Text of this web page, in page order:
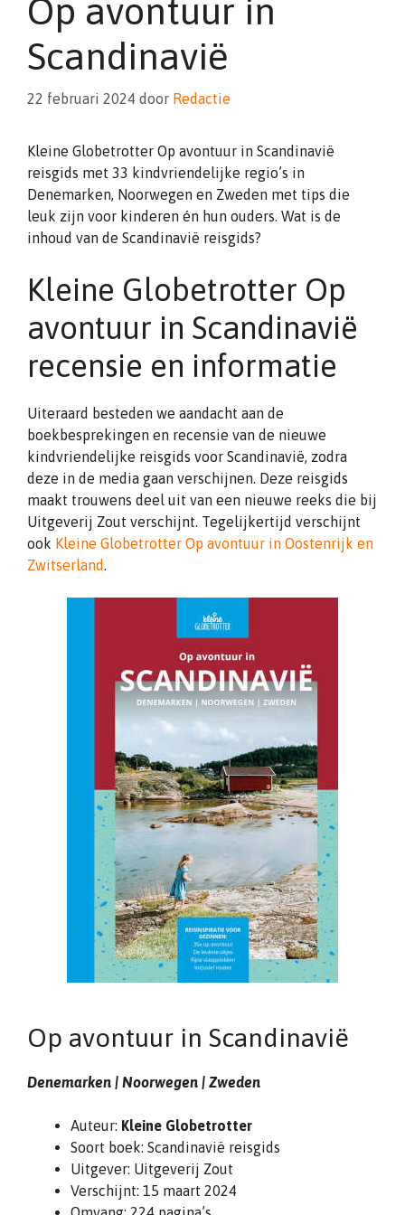
Op avontuur in
Scandinavië
22 februari 2024 door Redactie
Kleine Globetrotter Op avontuur in Scandinavië
reisgids met 33 kindvriendelijke regio’s in
Denemarken, Noorwegen en Zweden met tips die
leuk zijn voor kinderen én hun ouders. Wat is de
inhoud van de Scandinavië reisgids?
Kleine Globetrotter Op
avontuur in Scandinavië
recensie en informatie
Uiteraard besteden we aandacht aan de
boekbesprekingen en recensie van de nieuwe
kindvriendelijke reisgids voor Scandinavië, zodra
deze in de media gaan verschijnen. Deze reisgids
maakt trouwens deel uit van een nieuwe reeks die bij
Uitgeverij Zout verschijnt. Tegelijkertijd verschijnt
ook Kleine Globetrotter Op avontuur in Oostenrijk en
Zwitserland.
Op avontuur in Scandinavië
Denemarken | Noorwegen | Zweden
Auteur: Kleine Globetrotter
Soort boek: Scandinavië reisgids
Uitgever: Uitgeverij Zout
Verschijnt: 15 maart 2024